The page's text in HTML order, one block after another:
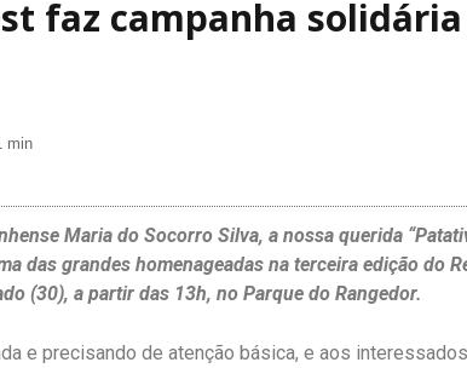
faz campanha
min
Maria do Socorro Silva, a nossa querida
das grandes homenageadas na terceira edição do
(30), a partir das 13h, no Parque do Rangedor.
e precisando de atenção básica, e aos